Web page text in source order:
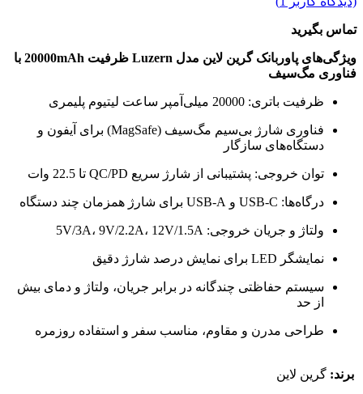
تماس بگیرید
ویژگی‌های پاوربانک گرین لاین مدل Luzern ظرفیت 20000mAh با
فناوری مگ‌سیف
ظرفیت باتری: 20000 میلی‌آمپر ساعت لیتیوم پلیمری
فناوری شارژ بی‌سیم مگ‌سیف (MagSafe) برای آیفون و
دستگاه‌های سازگار
توان خروجی: پشتیبانی از شارژ سریع QC/PD تا 22.5 وات
درگاه‌ها: USB-C و USB-A برای شارژ همزمان چند دستگاه
ولتاژ و جریان خروجی: 5V/3A، 9V/2.2A، 12V/1.5A
نمایشگر LED برای نمایش درصد شارژ دقیق
سیستم حفاظتی چندگانه در برابر جریان، ولتاژ و دمای بیش
از حد
طراحی مدرن و مقاوم، مناسب سفر و استفاده روزمره
برند: گرین لاین